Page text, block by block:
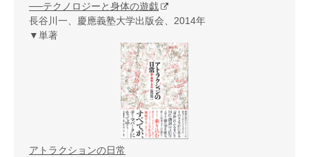
──テクノロジーと身体の遊戯
長谷川一、慶應義塾大学出版会、2014年
▼単著
アトラクションの日常